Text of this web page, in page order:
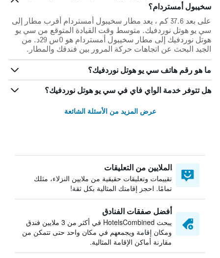
سخيبول أمستردام؟
على بعد 37.6 كم ، يعد مطار سخيبول أمستردام أقرب مطار إلى
سي يو هوتل نوردفيك. متوسط وقت القيادة المتوقع من سي يو
هوتل نوردفيك إلى مطار سخيبول أمستردام هو 0س 29د. من
الجيد البحث عن اتجاهات حركة المرور بين فندقك والمطار.
ما هو رقم هاتف سي يو هوتل نوردفيك؟
هل تتوفر خدمة الواي فاي في سي يو هوتل نوردفيك؟
عرض المزيد من الأسئلة الشائعة
الملايين من التعليقات
تقييمات وتعليقات حقيقية من ملايين النزلاء، مثلك
تمامًا. احجز إقامتك المثالية بكل ثقة!
أفضل صفقات الفنادق
يبحث HotelsCombined في أكثر من 3 ملايين فندق
ومكان إقامة ويجمعهم في مكان واحد حتى تتمكن من
مقارنة أماكن الإقامة المثالية.